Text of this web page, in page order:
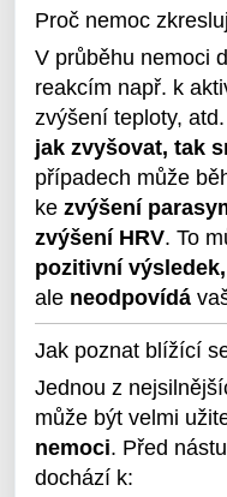
Proč nemoc
V průběhu nemoci
reakcím např. k
zvýšení teploty,
jak zvyšovat, tak
případech může
ke zvýšení
zvýšení HRV. To
pozitivní výsledek,
ale neodpovídá
Jak poznat blížící
Jednou z
může být velmi
nemoci. Před
dochází k: